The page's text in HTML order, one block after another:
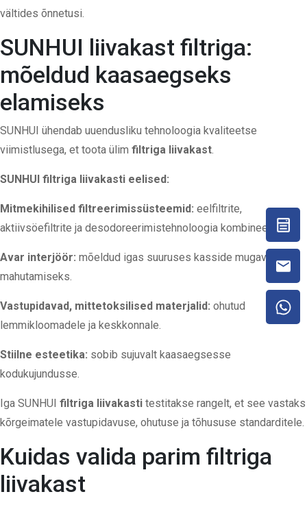
vältides õnnetusi.
SUNHUI liivakast filtriga:
mõeldud kaasaegseks
elamiseks
SUNHUI ühendab uuendusliku tehnoloogia kvaliteetse
viimistlusega, et toota ülim filtriga liivakast.
SUNHUI filtriga liivakasti eelised:
Mitmekihilised filtreerimissüsteemid: eelfiltrite,
aktiivsöefiltrite ja desodoreerimistehnoloogia kombineerimine.
Avar interjöör: mõeldud igas suuruses kasside mugavaks
mahutamiseks.
Vastupidavad, mittetoksilised materjalid: ohutud
lemmikloomadele ja keskkonnale.
Stiilne esteetika: sobib sujuvalt kaasaegsesse
kodukujundusse.
Iga SUNHUI filtriga liivakasti testitakse rangelt, et see vastaks
kõrgeimatele vastupidavuse, ohutuse ja tõhususe standarditele.
Kuidas valida parim filtriga
liivakast